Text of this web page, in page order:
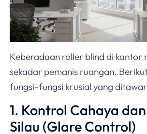
Keberadaan roller blind di kantor
sekadar pemanis ruangan.
fungsi-fungsi krusial yang
1. Kontrol Cahaya
Silau (Glare Control)